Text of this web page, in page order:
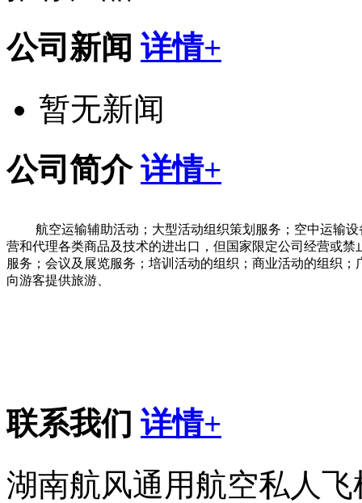
公司新闻 详情+
暂无新闻
公司简介 详情+
航空运输辅助活动；大型活动组织策划服务；空中运输
营和代理各类商品及技术的进出口，但国家限定公司经营或
服务；会议及展览服务；培训活动的组织；商业活动的组织
向游客提供旅游、
联系我们 详情+
湖南航风通用航空私人